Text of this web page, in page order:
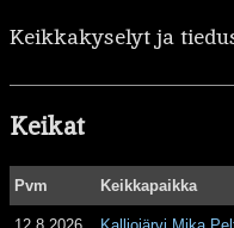
Keikkakyselyt ja
Keikat
Pvm Keikkapaikka